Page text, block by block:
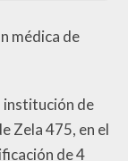
médica de
institución de
Zela 475, en el
de 4